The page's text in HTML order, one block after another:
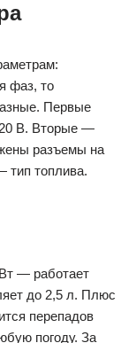
фаз, то
Первые
В. Вторые —
разъемы на
тип топлива.
— работает
до 2,5 л. Плюс
перепадов
погоду. За